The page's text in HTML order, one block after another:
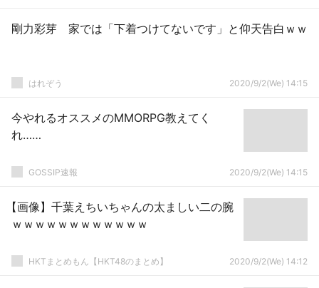
剛力彩芽 家では「下着つけてないです」と仰天告白ｗｗ
はれぞう 2020/9/2(We) 14:15
今やれるオススメのMMORPG教えてく
れ……
GOSSIP速報 2020/9/2(We) 14:15
【画像】千葉えちいちゃんの太ましい二の腕
ｗｗｗｗｗｗｗｗｗｗｗｗ
HKTまとめもん【HKT48のまとめ】 2020/9/2(We) 14:12